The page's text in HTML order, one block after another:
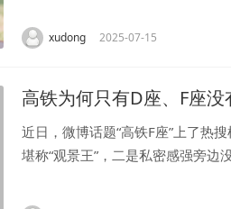
xudong 2025-07-15
高铁为何只有D座、F座没
近日，微博话题“高铁F座”上了热
堪称“观景王”，二是私密感强旁边